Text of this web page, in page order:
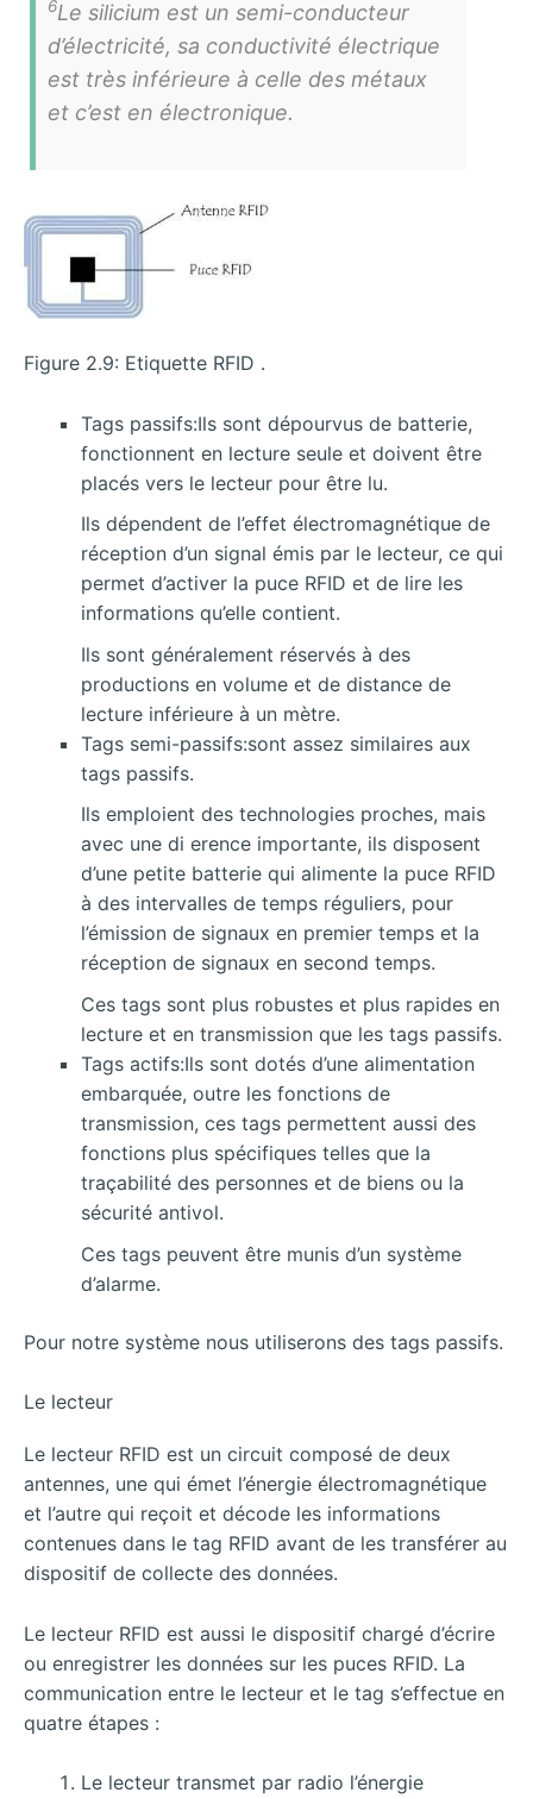
6Le silicium est un semi-conducteur
d’électricité, sa conductivité électrique
est très inférieure à celle des métaux
et c’est en électronique.
Figure 2.9: Etiquette RFID .
Tags passifs:Ils sont dépourvus de batterie,
fonctionnent en lecture seule et doivent être
placés vers le lecteur pour être lu.
Ils dépendent de l’effet électromagnétique de
réception d’un signal émis par le lecteur, ce qui
permet d’activer la puce RFID et de lire les
informations qu’elle contient.
Ils sont généralement réservés à des
productions en volume et de distance de
lecture inférieure à un mètre.
Tags semi-passifs:sont assez similaires aux
tags passifs.
Ils emploient des technologies proches, mais
avec une di erence importante, ils disposent
d’une petite batterie qui alimente la puce RFID
à des intervalles de temps réguliers, pour
l’émission de signaux en premier temps et la
réception de signaux en second temps.
Ces tags sont plus robustes et plus rapides en
lecture et en transmission que les tags passifs.
Tags actifs:Ils sont dotés d’une alimentation
embarquée, outre les fonctions de
transmission, ces tags permettent aussi des
fonctions plus spécifiques telles que la
traçabilité des personnes et de biens ou la
sécurité antivol.
Ces tags peuvent être munis d’un système
d’alarme.
Pour notre système nous utiliserons des tags passifs.
Le lecteur
Le lecteur RFID est un circuit composé de deux
antennes, une qui émet l’énergie électromagnétique
et l’autre qui reçoit et décode les informations
contenues dans le tag RFID avant de les transférer au
dispositif de collecte des données.
Le lecteur RFID est aussi le dispositif chargé d’écrire
ou enregistrer les données sur les puces RFID. La
communication entre le lecteur et le tag s’effectue en
quatre étapes :
Le lecteur transmet par radio l’énergie